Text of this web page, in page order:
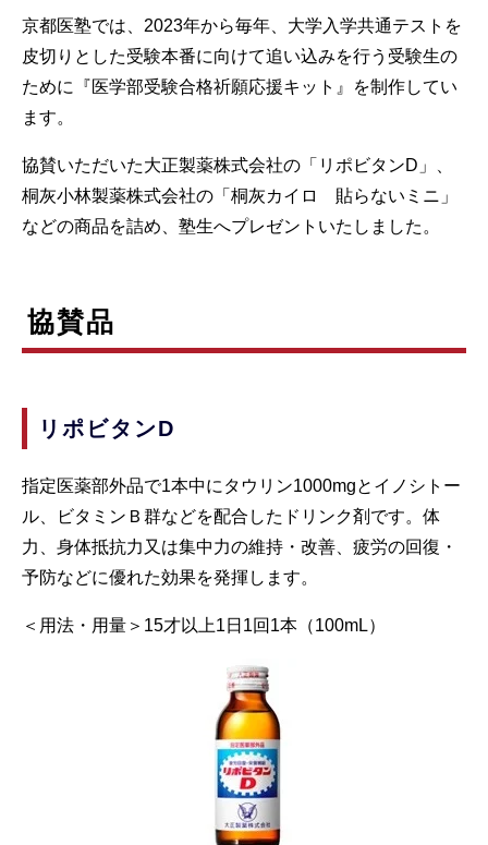
京都医塾では、2023年から毎年、大学入学共通テストを
皮切りとした受験本番に向けて追い込みを行う受験生の
ために『医学部受験合格祈願応援キット』を制作してい
ます。
協賛いただいた大正製薬株式会社の「リポビタンD」、
桐灰小林製薬株式会社の「桐灰カイロ 貼らないミニ」
などの商品を詰め、塾生へプレゼントいたしました。
協賛品
リポビタンD
指定医薬部外品で1本中にタウリン1000mgとイノシトー
ル、ビタミンＢ群などを配合したドリンク剤です。体
力、身体抵抗力又は集中力の維持・改善、疲労の回復・
予防などに優れた効果を発揮します。
＜用法・用量＞15才以上1日1回1本（100mL）